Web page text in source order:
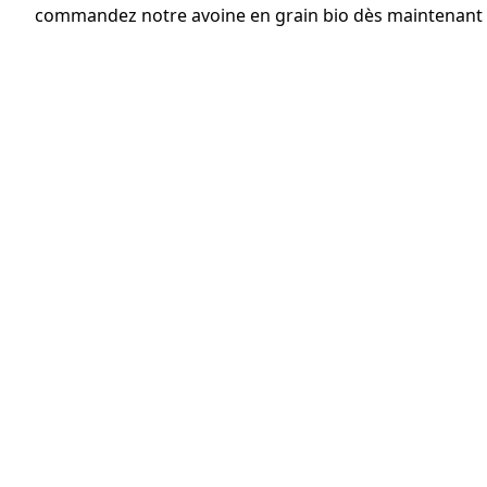
commandez notre avoine en grain bio dès maintenant